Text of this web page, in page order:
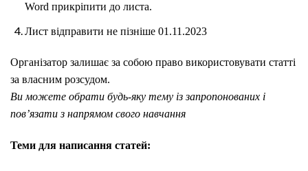
Word прикріпити до листа.
Лист відправити не пізніше 01.11.2023
Організатор залишає за собою право використовувати статті
за власним розсудом.
Ви можете обрати будь-яку тему із запропонованих і
пов’язати з напрямом свого навчання
Теми для написання статей: